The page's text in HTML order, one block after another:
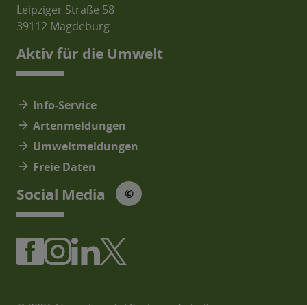
Leipziger Straße 58
39112 Magdeburg
Aktiv für die Umwelt
arrow_forward Info-Service
arrow_forward Artenmeldungen
arrow_forward Umweltmeldungen
arrow_forward Freie Daten
Social Media © © Social Media Icons: jam-